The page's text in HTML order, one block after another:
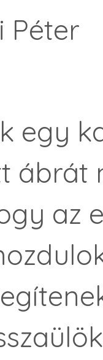
Péter
egy
ábrát
az